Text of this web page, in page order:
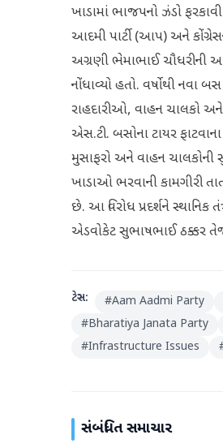
ખાડામાં ભાજપનો ઝંડો
આદમી પાર્ટી (આપ) અને
અગ્રણી ભેમાભાઈ ચૌધરીની
નોંધાવ્યો હતો. વર્ષોથી નવા
રાહદારીઓ, વાહન ચાલકો
એસ.ટી. બસોના ટાયર
મુસાફરો અને વાહન
ખાડાઓ ભરવાની કામગીરી
છે. આ વિરોધ પ્રદર્શને સ્થાનિક
એડવોકેટ સુભાષભાઈ ઠક્કર
ટેગ્સ: #Aam Aadmi Party
#Bharatiya Janata Party
#Infrastructure Issues
સંબંધિત સમાચાર